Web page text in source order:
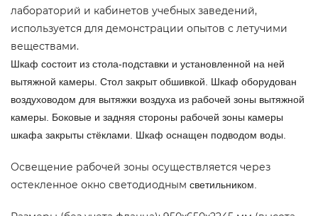
лабораторий и кабинетов учебных заведений,
используется для демонстрации опытов с летучими
веществами.
Шкаф состоит из стола-подставки и установленной на ней
вытяжной камеры. Стол закрыт обшивкой. Шкаф оборудован
воздуховодом для вытяжки воздуха из рабочей зоны вытяжной
камеры. Боковые и задняя стороны рабочей зоны камеры
шкафа закрыты стёклами. Шкаф оснащен подводом воды.
Освещение рабочей зоны осуществляется через
остекленное окно светодиодным светильником.